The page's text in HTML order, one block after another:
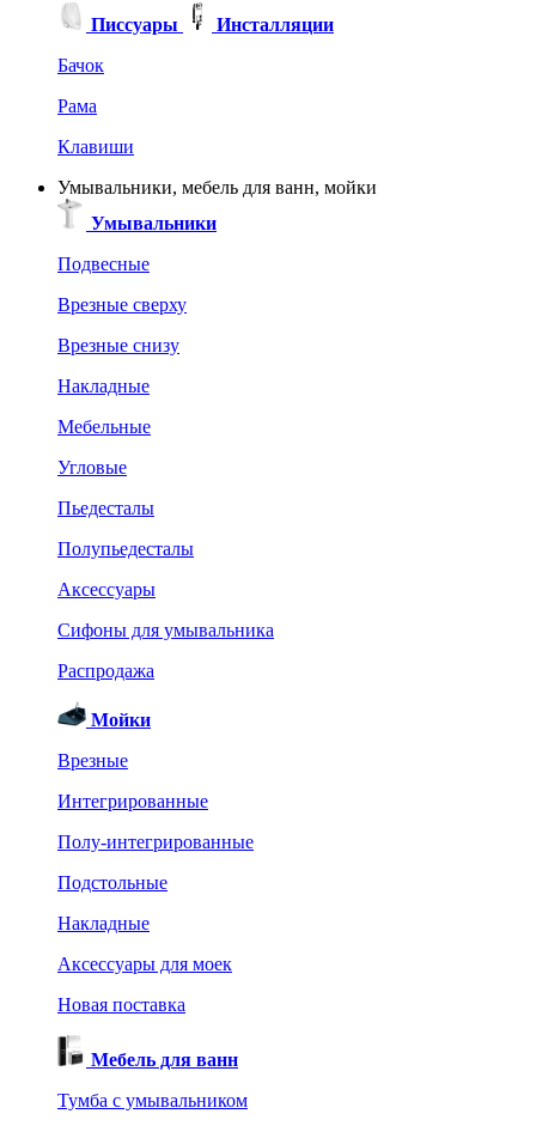
Писсуары
Инсталляции
Бачок
Рама
Клавиши
Умывальники, мебель для ванн, мойки
Умывальники
Подвесные
Врезные сверху
Врезные снизу
Накладные
Мебельные
Угловые
Пьедесталы
Полупьедесталы
Аксессуары
Сифоны для умывальника
Распродажа
Мойки
Врезные
Интегрированные
Полу-интегрированные
Подстольные
Накладные
Аксессуары для моек
Новая поставка
Мебель для ванн
Тумба с умывальником